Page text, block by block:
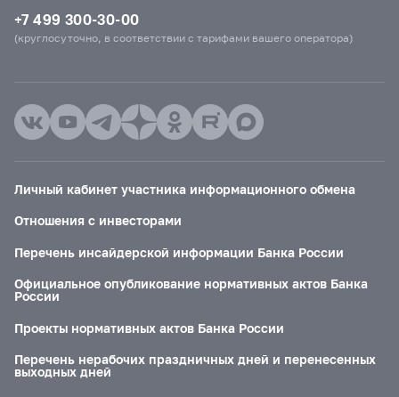
+7 499 300-30-00
(круглосуточно, в соответствии с тарифами вашего оператора)
Личный кабинет участника информационного обмена
Отношения с инвесторами
Перечень инсайдерской информации Банка России
Официальное опубликование нормативных актов Банка
России
Проекты нормативных актов Банка России
Перечень нерабочих праздничных дней и перенесенных
выходных дней